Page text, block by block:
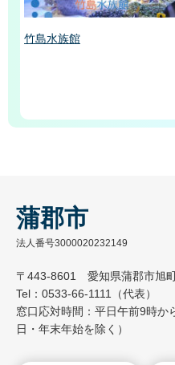
竹島水族館
蒲郡市
法人番号3000020232149
〒443-8601 愛知県蒲郡市旭
Tel：0533-66-1111（代表）
窓口応対時間：平日午前9時か
日・年末年始を除く）